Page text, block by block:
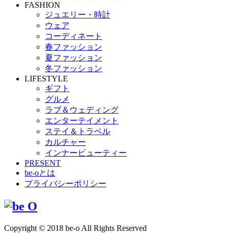
FASHION
ジュエリー・時計
ウェア
コーディネート
春ファッション
夏ファッション
冬ファッション
LIFESTYLE
ギフト
グルメ
ラブ＆ウェディング
エンターテイメント
ステイ＆トラベル
カルチャー
インナービューティー
PRESENT
be-oとは
プライバシーポリシー
Copyright © 2018 be-o All Rights Reserved